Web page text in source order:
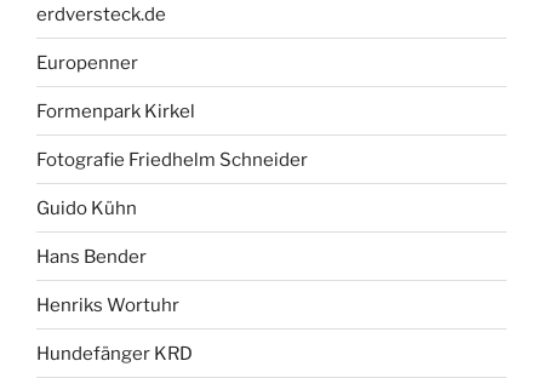
erdversteck.de
Europenner
Formenpark Kirkel
Fotografie Friedhelm Schneider
Guido Kühn
Hans Bender
Henriks Wortuhr
Hundefänger KRD